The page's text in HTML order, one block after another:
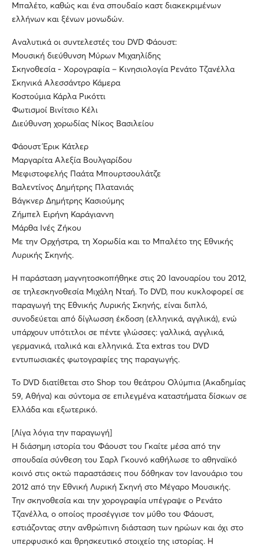
Μπαλέτο, καθώς και ένα σπουδαίο καστ διακεκριμένων
ελλήνων και ξένων μονωδών.
Αναλυτικά οι συντελεστές του DVD Φάουστ:
Μουσική διεύθυνση Μύρων Μιχαηλίδης
Σκηνοθεσία - Χορογραφία – Κινησιολογία Ρενάτο Τζανέλλα
Σκηνικά Αλεσσάντρο Κάμερα
Κοστούμια Κάρλα Ρικόττι
Φωτισμοί Βινίτσιο Κέλι
Διεύθυνση χορωδίας Νίκος Βασιλείου
Φάουστ Έρικ Κάτλερ
Μαργαρίτα Αλεξία Βουλγαρίδου
Μεφιστοφελής Παάτα Μπουρτσουλάτζε
Βαλεντίνος Δημήτρης Πλατανιάς
Βάγκνερ Δημήτρης Κασιούμης
Ζήμπελ Ειρήνη Καράγιαννη
Μάρθα Ινές Ζήκου
Με την Ορχήστρα, τη Χορωδία και το Μπαλέτο της Εθνικής
Λυρικής Σκηνής.
Η παράσταση μαγνητοσκοπήθηκε στις 20 Ιανουαρίου του 2012,
σε τηλεσκηνοθεσία Μιχάλη Νταή. Το DVD, που κυκλοφορεί σε
παραγωγή της Εθνικής Λυρικής Σκηνής, είναι διπλό,
συνοδεύεται από δίγλωσση έκδοση (ελληνικά, αγγλικά), ενώ
υπάρχουν υπότιτλοι σε πέντε γλώσσες: γαλλικά, αγγλικά,
γερμανικά, ιταλικά και ελληνικά. Στα extras του DVD
εντυπωσιακές φωτογραφίες της παραγωγής.
Το DVD διατίθεται στο Shop του θεάτρου Ολύμπια (Ακαδημίας
59, Αθήνα) και σύντομα σε επιλεγμένα καταστήματα δίσκων σε
Ελλάδα και εξωτερικό.
[Λίγα λόγια την παραγωγή]
Η διάσημη ιστορία του Φάουστ του Γκαίτε μέσα από την
σπουδαία σύνθεση του Σαρλ Γκουνό καθήλωσε το αθηναϊκό
κοινό στις οκτώ παραστάσεις που δόθηκαν τον Ιανουάριο του
2012 από την Εθνική Λυρική Σκηνή στο Μέγαρο Μουσικής.
Την σκηνοθεσία και την χορογραφία υπέγραψε ο Ρενάτο
Τζανέλλα, ο οποίος προσέγγισε τον μύθο του Φάουστ,
εστιάζοντας στην ανθρώπινη διάσταση των ηρώων και όχι στο
υπερφυσικό και θρησκευτικό στοιχείο της ιστορίας. Η